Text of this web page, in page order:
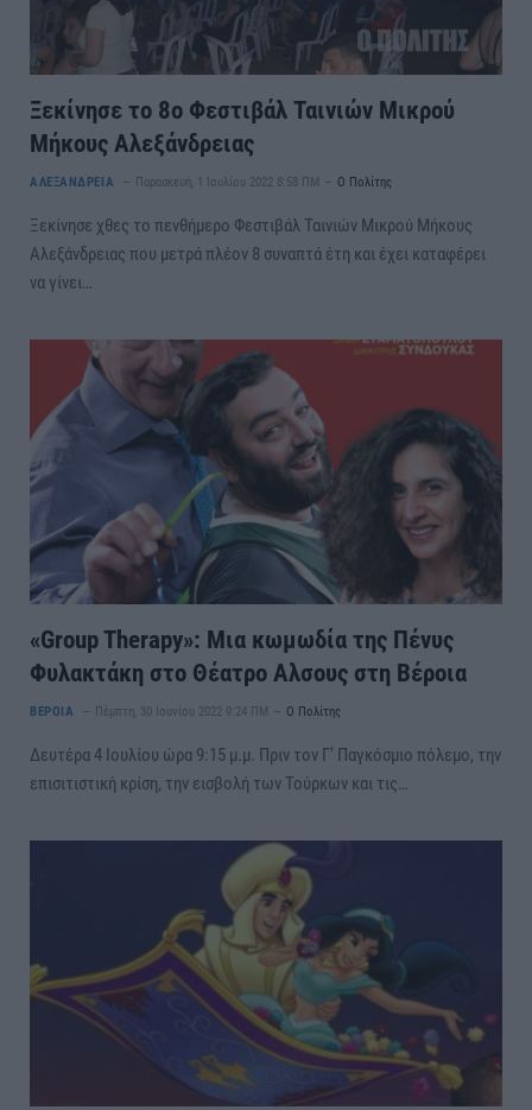
Ξεκίνησε το 8ο Φεστιβάλ Ταινιών Μικρού
Μήκους Αλεξάνδρειας
ΑΛΕΞΑΝΔΡΕΙΑ Παρασκευή, 1 Ιουλίου 2022 8:58 ΠΜ Ο Πολίτης
Ξεκίνησε χθες το πενθήμερο Φεστιβάλ Ταινιών Μικρού Μήκους
Αλεξάνδρειας που μετρά πλέον 8 συναπτά έτη και έχει καταφέρει
να γίνει…
«Group Therapy»: Μια κωμωδία της Πένυς
Φυλακτάκη στο Θέατρο Αλσους στη Βέροια
ΒΕΡΟΙΑ Πέμπτη, 30 Ιουνίου 2022 9:24 ΠΜ Ο Πολίτης
Δευτέρα 4 Ιουλίου ώρα 9:15 μ.μ. Πριν τον Γ’ Παγκόσμιο πόλεμο, την
επισιτιστική κρίση, την εισβολή των Τούρκων και τις…